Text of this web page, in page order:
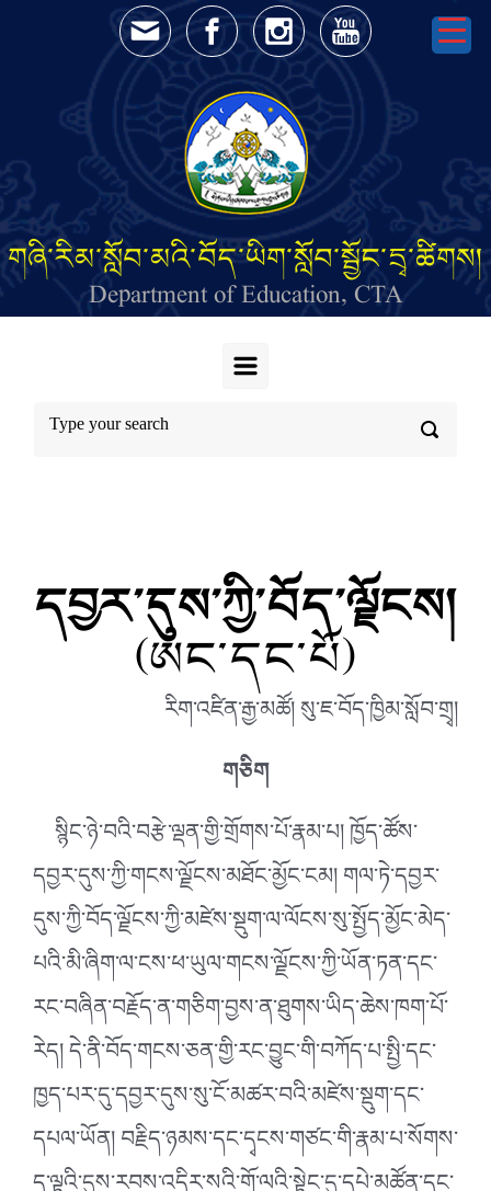
Skip to main content
གཞི་རིམ་སློབ་མའི་བོད་ཡིག་སློབ་སྦྱོང་དྲྭ་ཚིགས།
Department of Education, CTA
དབྱར་དུས་ཀྱི་བོད་ལྗོངས།
(ཨང་དང་པོ)
རིག་འཛིན་རྒྱ་མཚོ། སུ་ཇ་བོད་ཁྱིམ་སློབ་གྲྭ།
གཅིག
སྙིང་ཉེ་བའི་བརྩེ་ལྡན་གྱི་གྲོགས་པོ་རྣམ་པ། ཁྱོད་ཚོས་
དབྱར་དུས་ཀྱི་གངས་ལྗོངས་མཐོང་མྱོང་ངམ། གལ་ཏེ་དབྱར་
དུས་ཀྱི་བོད་ལྗོངས་ཀྱི་མཛེས་སྡུག་ལ་ལོངས་སུ་སྤྱོད་མྱོང་མེད་
པའི་མི་ཞིག་ལ་ངས་ཕ་ཡུལ་གངས་ལྗོངས་ཀྱི་ཡོན་ཏན་དང་
རང་བཞིན་བརྗོད་ན་གཅིག་བྱས་ན་ཐུགས་ཡིད་ཆེས་ཁག་པོ་
རེད། དེ་ནི་བོད་གངས་ཅན་གྱི་རང་བྱུང་གི་བཀོད་པ་སྤྱི་དང་
ཁྱད་པར་དུ་དབྱར་དུས་སུ་ངོ་མཚར་བའི་མཛེས་སྡུག་དང་
དཔལ་ཡོན། བརྗིད་ཉམས་དང་དྭངས་གཙང་གི་རྣམ་པ་སོགས་